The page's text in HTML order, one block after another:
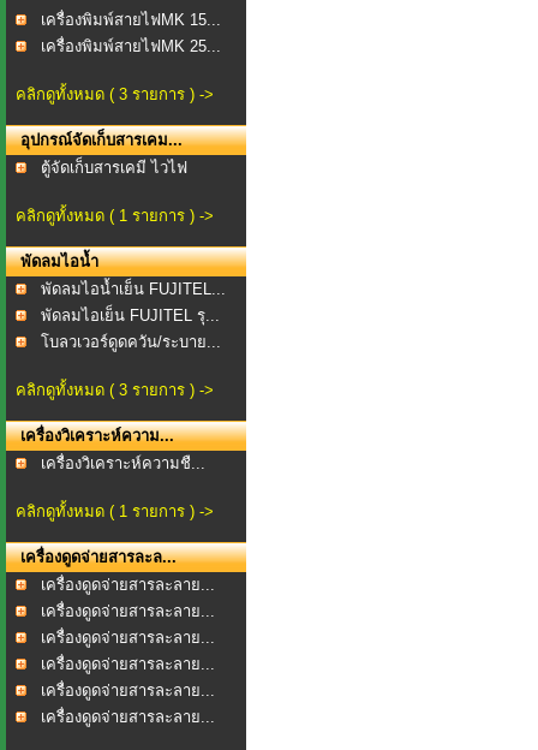
เครื่องพิมพ์สายไฟMK 15...
เครื่องพิมพ์สายไฟMK 25...
คลิกดูทั้งหมด ( 3 รายการ ) ->
อุปกรณ์จัดเก็บสารเคม...
ตู้จัดเก็บสารเคมี ไวไฟ
คลิกดูทั้งหมด ( 1 รายการ ) ->
พัดลมไอน้ำ
พัดลมไอน้ำเย็น FUJITEL...
พัดลมไอเย็น FUJITEL รุ...
โบลวเวอร์ดูดควัน/ระบาย...
คลิกดูทั้งหมด ( 3 รายการ ) ->
เครื่องวิเคราะห์ความ...
เครื่องวิเคราะห์ความชื...
คลิกดูทั้งหมด ( 1 รายการ ) ->
เครื่องดูดจ่ายสารละล...
เครื่องดูดจ่ายสารละลาย...
เครื่องดูดจ่ายสารละลาย...
เครื่องดูดจ่ายสารละลาย...
เครื่องดูดจ่ายสารละลาย...
เครื่องดูดจ่ายสารละลาย...
เครื่องดูดจ่ายสารละลาย...